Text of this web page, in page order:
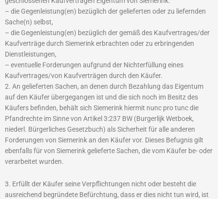
– die Gegenleistung(en) bezüglich der gelieferten oder zu liefernden
Sache(n) selbst,
– die Gegenleistung(en) bezüglich der gemäß des Kaufvertrages/der
Kaufverträge durch Siemerink erbrachten oder zu erbringenden
Dienstleistungen,
– eventuelle Forderungen aufgrund der Nichterfüllung eines
Kaufvertrages/von Kaufverträgen durch den Käufer.
2. An gelieferten Sachen, an denen durch Bezahlung das Eigentum
auf den Käufer übergegangen ist und die sich noch im Besitz des
Käufers befinden, behält sich Siemerink hiermit nunc pro tunc die
Pfandrechte im Sinne von Artikel 3:237 BW (Burgerlijk Wetboek,
niederl. Bürgerliches Gesetzbuch) als Sicherheit für alle anderen
Forderungen von Siemerink an den Käufer vor. Dieses Befugnis gilt
ebenfalls für von Siemerink gelieferte Sachen, die vom Käufer be- oder
verarbeitet wurden.
3. Erfüllt der Käufer seine Verpflichtungen nicht oder besteht die
ausreichend begründete Befürchtung, dass er dies nicht tun wird, ist